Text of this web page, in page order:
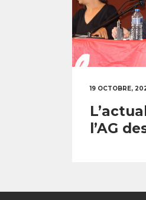
19 OCTOBRE,
l’AG